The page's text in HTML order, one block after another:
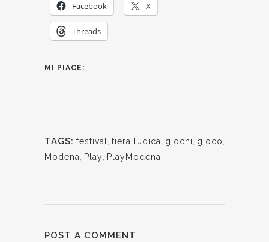
Facebook X
Threads
MI PIACE:
TAGS: festival, fiera ludica, giochi, gioco,
Modena, Play, PlayModena
POST A COMMENT